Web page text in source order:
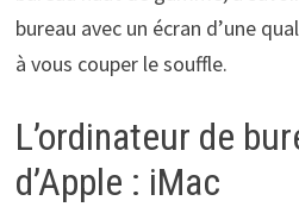
bureau avec un écran d’une
à vous couper le souffle.
L’ordinateur de
d’Apple : iMac